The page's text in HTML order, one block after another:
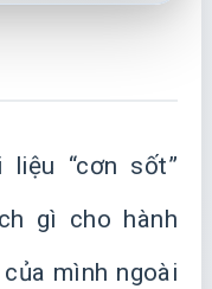
“cơn sốt”
gì cho hành
mình ngoài